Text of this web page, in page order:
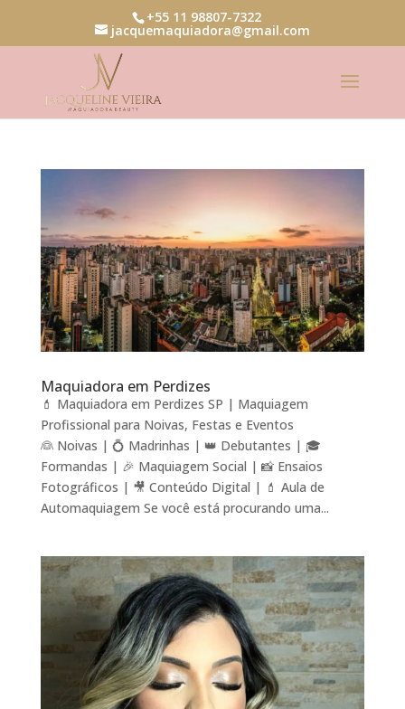
+55 11 98807-7322
jacquemaquiadora@gmail.com
Maquiadora em Perdizes
💄 Maquiadora em Perdizes SP | Maquiagem
Profissional para Noivas, Festas e Eventos
👰 Noivas | 💍 Madrinhas | 👑 Debutantes | 🎓
Formandas | 🎉 Maquiagem Social | 📸 Ensaios
Fotográficos | 🎥 Conteúdo Digital | 💄 Aula de
Automaquiagem Se você está procurando uma...